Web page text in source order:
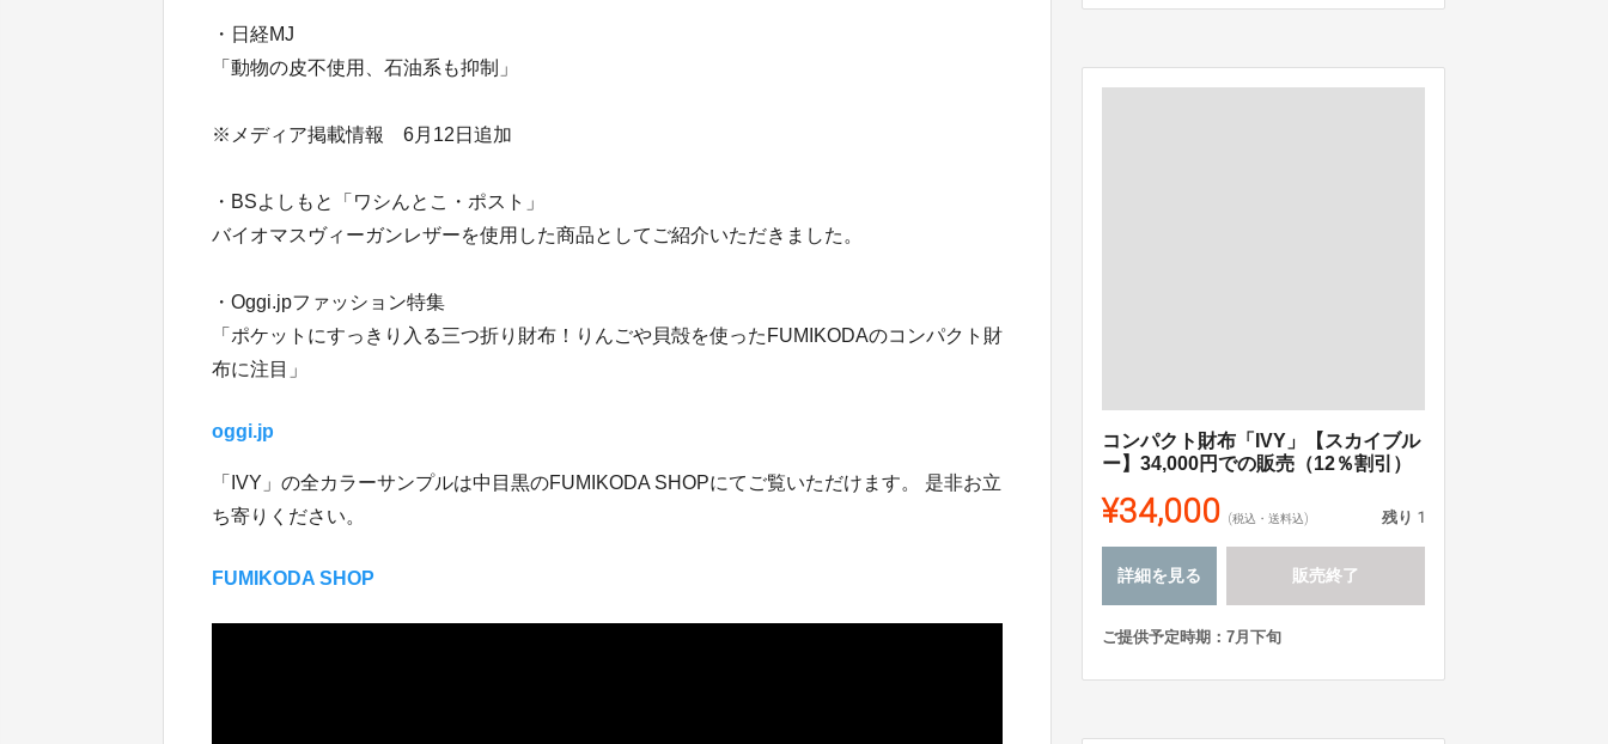
・日経MJ
「動物の皮不使用、石油系も抑制」
※メディア掲載情報 6月12日追加
・BSよしもと「ワシんとこ・ポスト」
バイオマスヴィーガンレザーを使用した商品としてご紹介いただきました。
・Oggi.jpファッション特集
「ポケットにすっきり入る三つ折り財布！りんごや貝殻を使ったFUMIKODAのコンパクト財
布に注目」
oggi.jp
「IVY」の全カラーサンプルは中目黒のFUMIKODA SHOPにてご覧いただけます。 是非お立
ち寄りください。
FUMIKODA SHOP
コンパクト財布「IVY」【スカイブル
ー】34,000円での販売（12％割引）
¥34,000 (税込・送料込) 残り 1
詳細を見る 販売終了
ご提供予定時期：7月下旬